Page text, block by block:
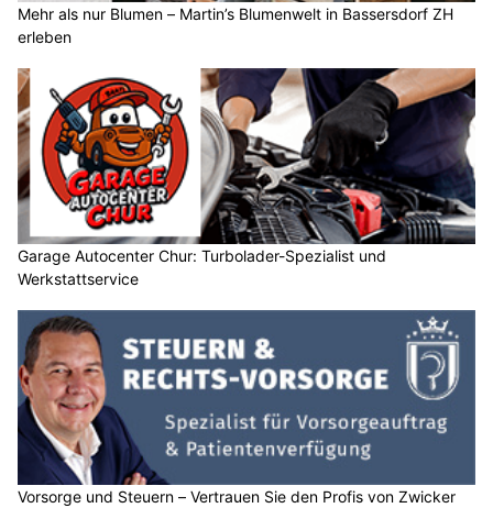
Mehr als nur Blumen – Martin’s Blumenwelt in Bassersdorf ZH
erleben
Garage Autocenter Chur: Turbolader-Spezialist und
Werkstattservice
Vorsorge und Steuern – Vertrauen Sie den Profis von Zwicker